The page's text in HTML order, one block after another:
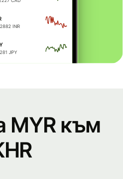
MYR към